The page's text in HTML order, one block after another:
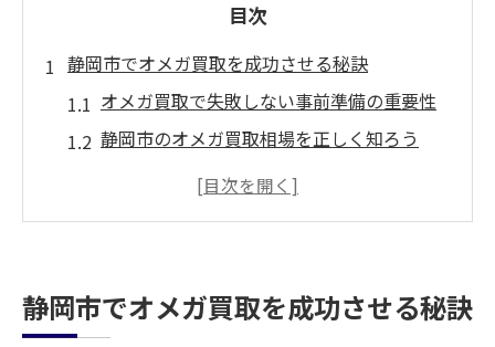
目次
静岡市でオメガ買取を成功させる秘訣
オメガ買取で失敗しない事前準備の重要性
静岡市のオメガ買取相場を正しく知ろう
最新のオメガ買取ノウハウと市場動向の把
高く売るためのオメガ買取交渉術とは
静岡市でオメガ買取を成功させる秘訣